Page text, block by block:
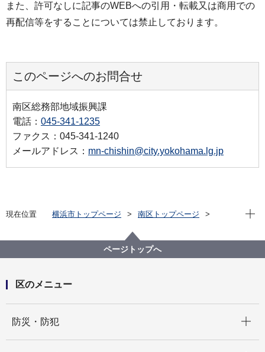
また、許可なしに記事のWEBへの引用・転載又は商用での
再配信等をすることについては禁止しております。
このページへのお問合せ
南区総務部地域振興課
電話： 045-341-1235
ファクス：045-341-1240
メールアドレス： mn-chishin@city.yokohama.lg.jp
現在位置 横浜市トップページ
南区トップページ
犯罪発生情報メールなど
犯罪・防犯情報のメール配信登録ページ
現在
ページトップへ
区のメニュー
防災・防犯